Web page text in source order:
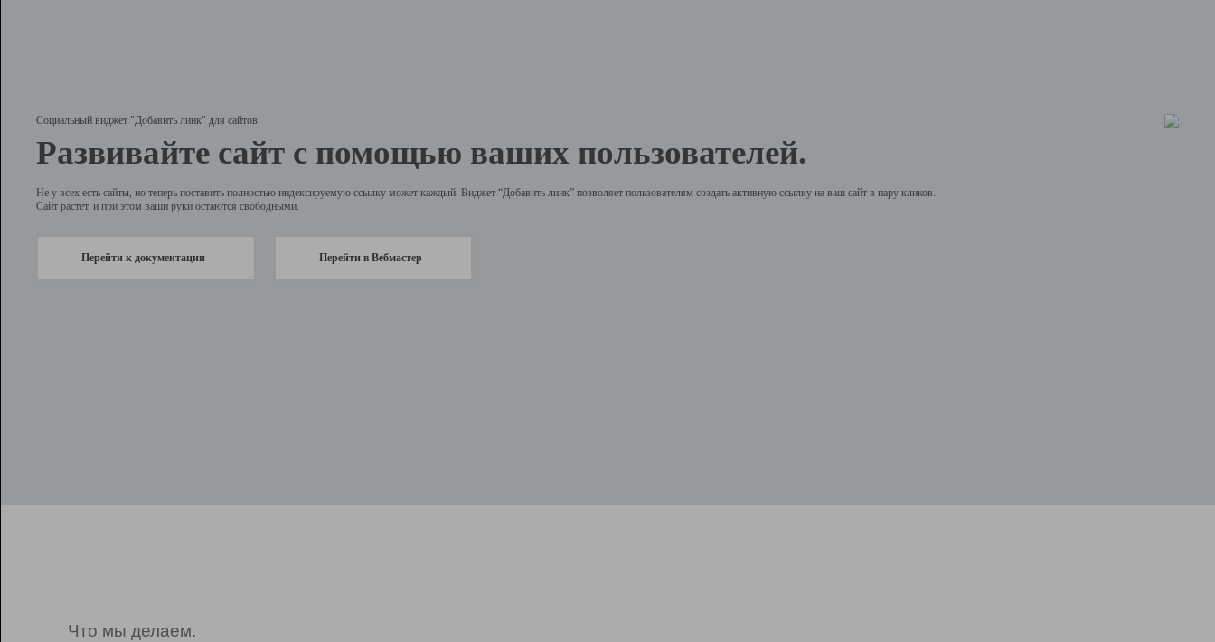
Социальный виджет "Добавить линк" для сайтов
Развивайте сайт с помощью ваших пользователей.
Не у всех есть сайты, но теперь поставить полностью индексируемую ссылку может каждый. Виджет “Добавить линк” позволяет пользователям создать активную ссылку на ваш сайт в пару кликов.
Сайт растет, и при этом ваши руки остаются свободными.
Перейти к документации Перейти в Вебмастер
Что мы делаем.